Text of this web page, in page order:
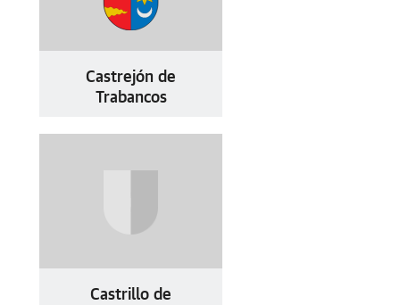
Castrejón de
Trabancos
Castrillo de